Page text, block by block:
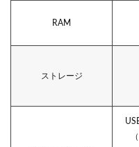
RAM
ストレージ